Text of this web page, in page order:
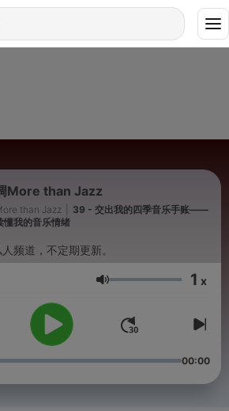
More than Jazz
than Jazz
39 - 交出我的四季音乐手账——
懂我的音乐情绪
频道，不定期更新。
音量 1 x
00:00